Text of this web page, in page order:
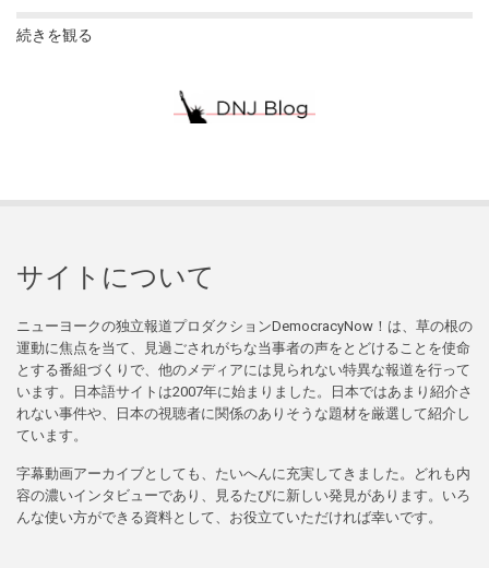
続きを観る
サイトについて
ニューヨークの独立報道プロダクションDemocracyNow！は、草の根の
運動に焦点を当て、見過ごされがちな当事者の声をとどけることを使命
とする番組づくりで、他のメディアには見られない特異な報道を行って
います。日本語サイトは2007年に始まりました。日本ではあまり紹介さ
れない事件や、日本の視聴者に関係のありそうな題材を厳選して紹介し
ています。
字幕動画アーカイブとしても、たいへんに充実してきました。どれも内
容の濃いインタビューであり、見るたびに新しい発見があります。いろ
んな使い方ができる資料として、お役立ていただければ幸いです。